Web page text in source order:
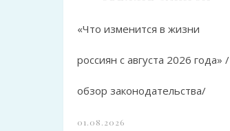
«Что изменится в жизни
россиян с августа 2026 года» /
обзор законодательства/
01.08.2026